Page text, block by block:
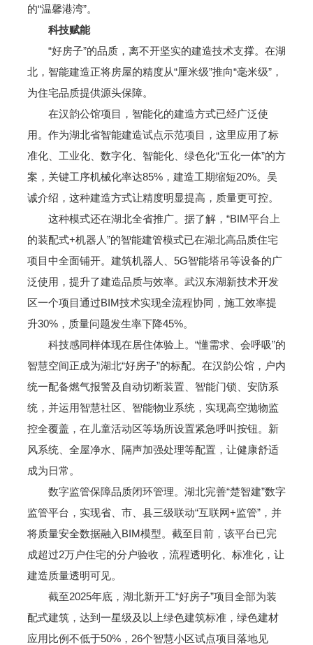
的“温馨港湾”。
科技赋能
“好房子”的品质，离不开坚实的建造技术支撑。在湖
北，智能建造正将房屋的精度从“厘米级”推向“毫米级”，
为住宅品质提供源头保障。
在汉韵公馆项目，智能化的建造方式已经广泛使
用。作为湖北省智能建造试点示范项目，这里应用了标
准化、工业化、数字化、智能化、绿色化“五化一体”的方
案，关键工序机械化率达85%，建造工期缩短20%。吴
诚介绍，这种建造方式让精度明显提高，质量更可控。
这种模式还在湖北全省推广。据了解，“BIM平台上
的装配式+机器人”的智能建管模式已在湖北高品质住宅
项目中全面铺开。建筑机器人、5G智能塔吊等设备的广
泛使用，提升了建造品质与效率。武汉东湖新技术开发
区一个项目通过BIM技术实现全流程协同，施工效率提
升30%，质量问题发生率下降45%。
科技感同样体现在居住体验上。“懂需求、会呼吸”的
智慧空间正成为湖北“好房子”的标配。在汉韵公馆，户内
统一配备燃气报警及自动切断装置、智能门锁、安防系
统，并运用智慧社区、智能物业系统，实现高空抛物监
控全覆盖，在儿童活动区等场所设置紧急呼叫按钮。新
风系统、全屋净水、隔声加强处理等配置，让健康舒适
成为日常。
数字监管保障品质闭环管理。湖北完善“楚智建”数字
监管平台，实现省、市、县三级联动“互联网+监管”，并
将质量安全数据融入BIM模型。截至目前，该平台已完
成超过2万户住宅的分户验收，流程透明化、标准化，让
建造质量透明可见。
截至2025年底，湖北新开工“好房子”项目全部为装
配式建筑，达到一星级及以上绿色建筑标准，绿色建材
应用比例不低于50%，26个智慧小区试点项目落地见